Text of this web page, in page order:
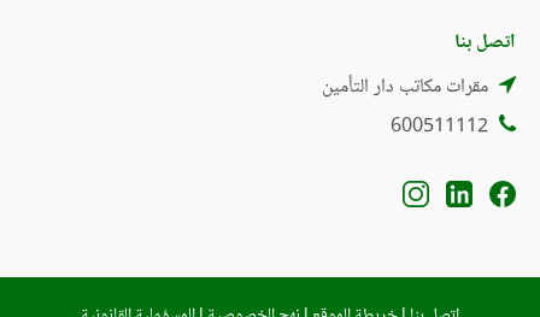
اتصل بنا
مقرات مكاتب دار التأمين
600511112